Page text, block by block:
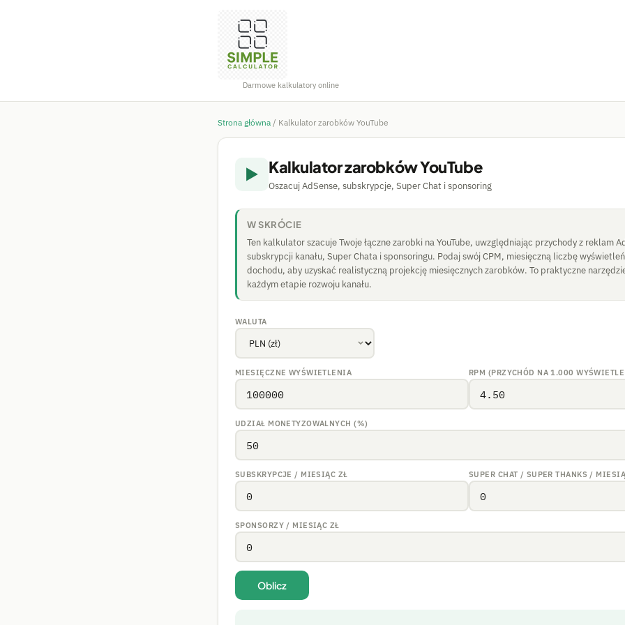
Darmowe kalkulatory online
Strona główna / Kalkulator zarobków YouTube
▶️ Kalkulator zarobków YouTube
Oszacuj AdSense, subskrypcje, Super Chat i sponsoring
W SKRÓCIE
Ten kalkulator szacuje Twoje łączne zarobki na YouTube, uwzględniając przychody z reklam
subskrypcji kanału, Super Chata i sponsoringu. Podaj swój CPM, miesięczną liczbę
dochodu, aby uzyskać realistyczną projekcję miesięcznych zarobków. To praktyczne
każdym etapie rozwoju kanału.
WALUTA
MIESIĘCZNE WYŚWIETLENIA RPM (PRZYCHÓD NA 1.000
UDZIAŁ MONETYZOWALNYCH (%)
SUBSKRYPCJE / MIESIĄC ZŁ SUPER CHAT / SUPER THANKS /
SPONSORZY / MIESIĄC ZŁ
Oblicz